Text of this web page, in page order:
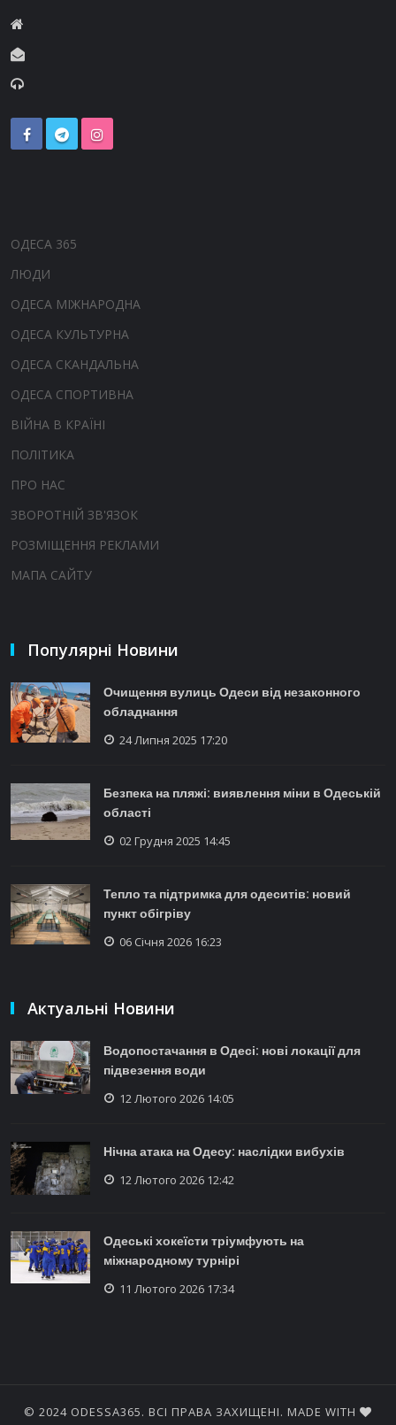
ОДЕСА 365
ЛЮДИ
ОДЕСА МІЖНАРОДНА
ОДЕСА КУЛЬТУРНА
ОДЕСА СКАНДАЛЬНА
ОДЕСА СПОРТИВНА
ВІЙНА В КРАЇНІ
ПОЛІТИКА
ПРО НАС
ЗВОРОТНІЙ ЗВ'ЯЗОК
РОЗМІЩЕННЯ РЕКЛАМИ
МАПА САЙТУ
Популярні Новини
Очищення вулиць Одеси від незаконного
обладнання
24 Липня 2025 17:20
Безпека на пляжі: виявлення міни в Одеській
області
02 Грудня 2025 14:45
Тепло та підтримка для одеситів: новий
пункт обігріву
06 Січня 2026 16:23
Актуальні Новини
Водопостачання в Одесі: нові локації для
підвезення води
12 Лютого 2026 14:05
Нічна атака на Одесу: наслідки вибухів
12 Лютого 2026 12:42
Одеські хокеїсти тріумфують на
міжнародному турнірі
11 Лютого 2026 17:34
© 2024 ODESSA365. ВСІ ПРАВА ЗАХИЩЕНІ. MADE WITH